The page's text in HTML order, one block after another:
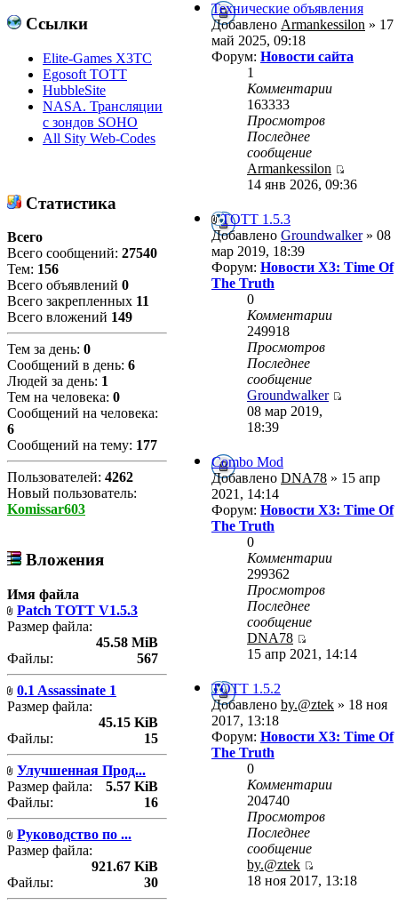
Ссылки
Elite-Games X3TC
Egosoft TOTT
HubbleSite
NASA. Трансляции
с зондов SOHO
All Sity Web-Codes
Статистика
Всего
Всего сообщений: 27540
Тем: 156
Всего объявлений 0
Всего закрепленных 11
Всего вложений 149
Тем за день: 0
Сообщений в день: 6
Людей за день: 1
Тем на человека: 0
Сообщений на человека:
6
Сообщений на тему: 177
Пользователей: 4262
Новый пользователь:
Komissar603
Вложения
Имя файла
Patch TOTT V1.5.3
Размер файла:
45.58 MiB
Файлы:
567
0.1 Assassinate 1
Размер файла:
45.15 KiB
Файлы:
15
Улучшенная Прод...
Размер файла:
5.57 KiB
Файлы:
16
Руководство по ...
Размер файла:
921.67 KiB
Файлы:
30
Технические объявления
Добавлено Armankessilon » 17
май 2025, 09:18
Форум: Новости сайта
1
Комментарии
163333
Просмотров
Последнее
сообщение
Armankessilon
14 янв 2026, 09:36
ТОТТ 1.5.3
Добавлено Groundwalker» 08
мар 2019, 18:39
Форум: Новости X3: Time Of
The Truth
0
Комментарии
249918
Просмотров
Последнее
сообщение
Groundwalker
08 мар 2019,
18:39
Combo Mod
Добавлено DNA78 » 15 апр
2021, 14:14
Форум: Новости X3: Time Of
The Truth
0
Комментарии
299362
Просмотров
Последнее
сообщение
DNA78
15 апр 2021, 14:14
TOTT 1.5.2
Добавлено by.@ztek » 18 ноя
2017, 13:18
Форум: Новости X3: Time Of
The Truth
0
Комментарии
204740
Просмотров
Последнее
сообщение
by.@ztek
18 ноя 2017, 13:18